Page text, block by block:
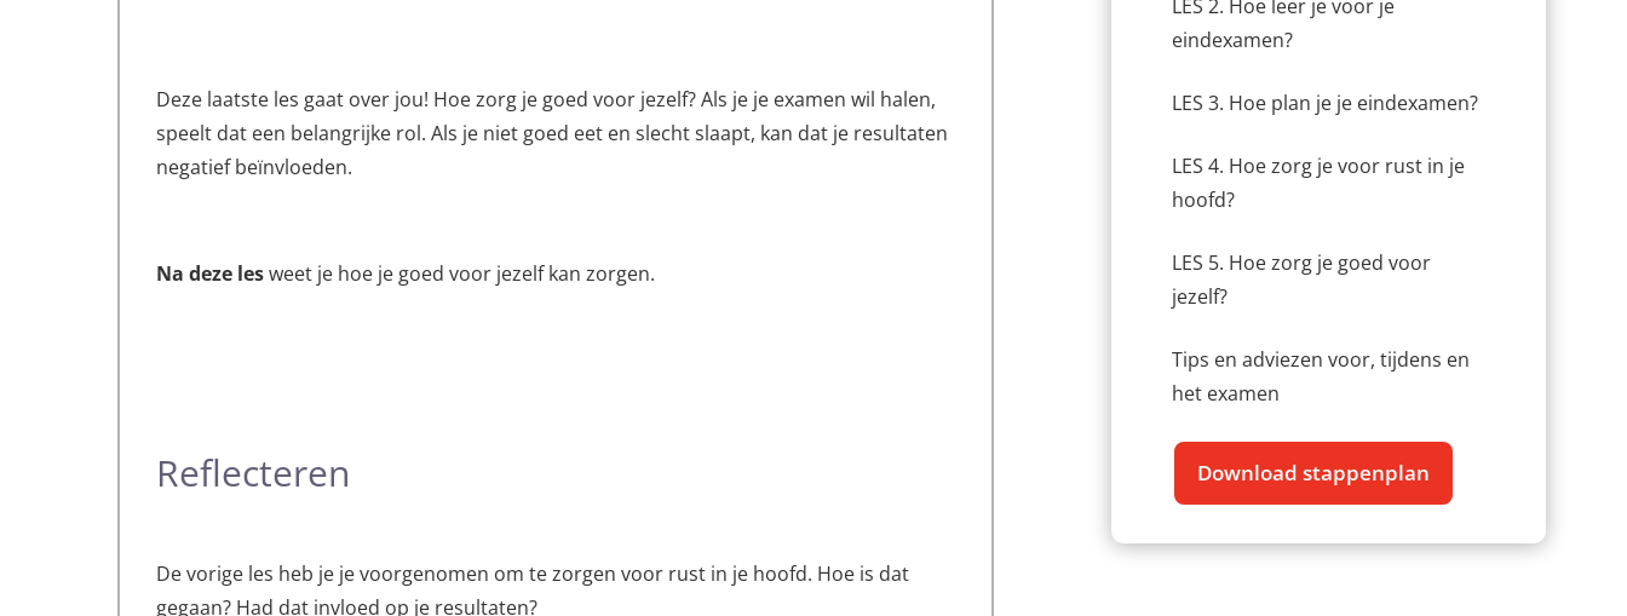
Deze laatste les gaat over jou! Hoe zorg je goed voor jezelf? Als je je examen wil halen,
speelt dat een belangrijke rol. Als je niet goed eet en slecht slaapt, kan dat je resultaten
negatief beïnvloeden.
Na deze lesweet je hoe je goed voor jezelf kan zorgen.
Reflecteren
De vorige les heb je je voorgenomen om te zorgen voor rust in je hoofd. Hoe is dat
gegaan? Had dat invloed op je resultaten?
LES 2. Hoe leer je voor je
eindexamen?
LES 3. Hoe plan je je eindexamen?
LES 4. Hoe zorg je voor rust in je
hoofd?
LES 5. Hoe zorg je goed voor
jezelf?
Tips en adviezen voor, tijdens en
het examen
Download stappenplan